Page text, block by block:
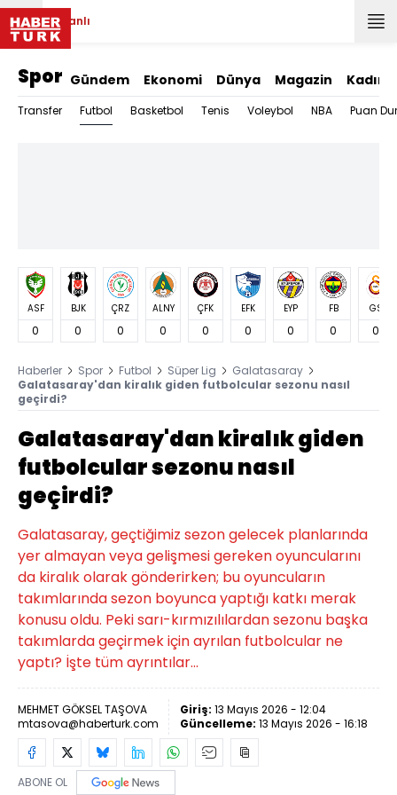
Canlı
Spor Gündem Ekonomi Dünya Magazin Kadın
Transfer Futbol Basketbol Tenis Voleybol NBA Puan
ASF
0
BJK
0
ÇRZ
0
ALNY
0
ÇFK
0
EFK
0
EYP
0
FB
0
GS
0
Haberler Spor Futbol Süper Lig
Galatasaray
Galatasaray'dan kiralık giden futbolcular sezonu nasıl
geçirdi?
Galatasaray'dan kiralık giden
futbolcular sezonu nasıl
geçirdi?
Galatasaray, geçtiğimiz sezon gelecek planlarında
yer almayan veya gelişmesi gereken oyuncularını
da kiralık olarak gönderirken; bu oyuncuların
takımlarında sezon boyunca yaptığı katkı merak
konusu oldu. Peki sarı-kırmızılılardan sezonu başka
takımlarda geçirmek için ayrılan futbolcular ne
yaptı? İşte tüm ayrıntılar...
MEHMET GÖKSEL TAŞOVA
mtasova@haberturk.com
Giriş: 13 Mayıs 2026 - 12:04
Güncelleme: 13 Mayıs 2026 - 16:18
ABONE OL